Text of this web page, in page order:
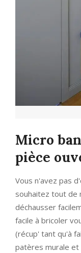
Micro
pièce
Vous n'avez pas
souhaitez tout de
déchausser
facile à bricoler
(récup' tant qu'à
patères murale et